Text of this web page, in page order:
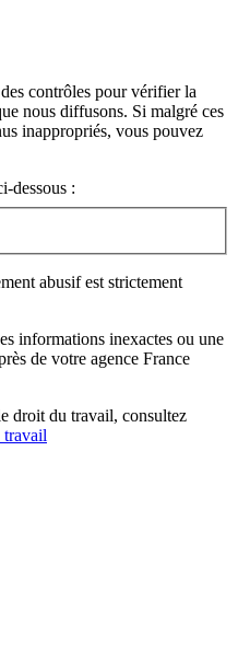
contrôles pour vérifier la
nous diffusons. Si malgré ces
inappropriés, vous pouvez
dessous :
abusif est strictement
informations inexactes ou une
de votre agence France
droit du travail, consultez
travail